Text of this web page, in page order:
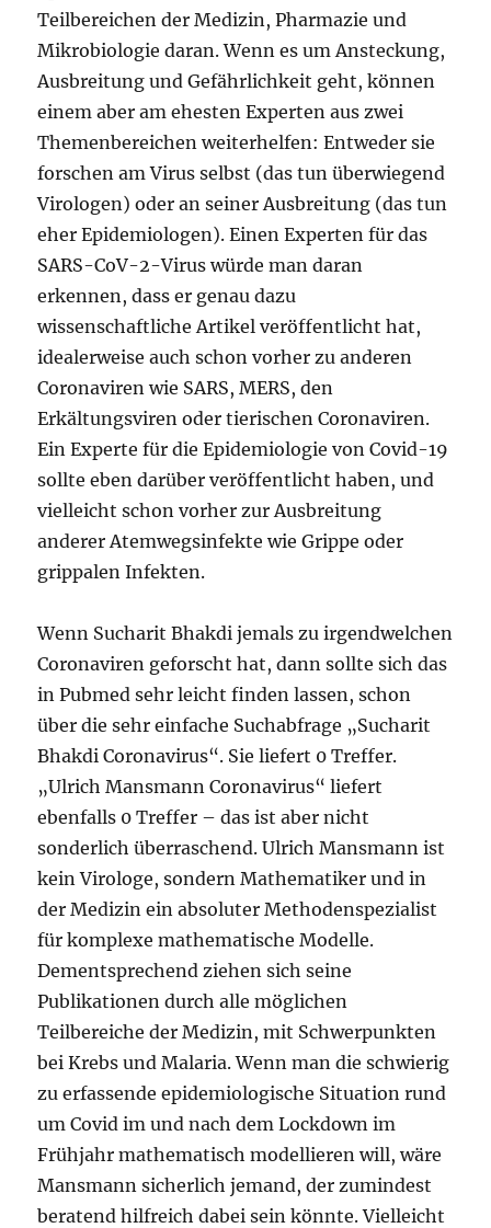
Teilbereichen der Medizin, Pharmazie und
Mikrobiologie daran. Wenn es um Ansteckung,
Ausbreitung und Gefährlichkeit geht, können
einem aber am ehesten Experten aus zwei
Themenbereichen weiterhelfen: Entweder sie
forschen am Virus selbst (das tun überwiegend
Virologen) oder an seiner Ausbreitung (das tun
eher Epidemiologen). Einen Experten für das
SARS-CoV-2-Virus würde man daran
erkennen, dass er genau dazu
wissenschaftliche Artikel veröffentlicht hat,
idealerweise auch schon vorher zu anderen
Coronaviren wie SARS, MERS, den
Erkältungsviren oder tierischen Coronaviren.
Ein Experte für die Epidemiologie von Covid-19
sollte eben darüber veröffentlicht haben, und
vielleicht schon vorher zur Ausbreitung
anderer Atemwegsinfekte wie Grippe oder
grippalen Infekten.
Wenn Sucharit Bhakdi jemals zu irgendwelchen
Coronaviren geforscht hat, dann sollte sich das
in Pubmed sehr leicht finden lassen, schon
über die sehr einfache Suchabfrage „Sucharit
Bhakdi Coronavirus“. Sie liefert 0 Treffer.
„Ulrich Mansmann Coronavirus“ liefert
ebenfalls 0 Treffer – das ist aber nicht
sonderlich überraschend. Ulrich Mansmann ist
kein Virologe, sondern Mathematiker und in
der Medizin ein absoluter Methodenspezialist
für komplexe mathematische Modelle.
Dementsprechend ziehen sich seine
Publikationen durch alle möglichen
Teilbereiche der Medizin, mit Schwerpunkten
bei Krebs und Malaria. Wenn man die schwierig
zu erfassende epidemiologische Situation rund
um Covid im und nach dem Lockdown im
Frühjahr mathematisch modellieren will, wäre
Mansmann sicherlich jemand, der zumindest
beratend hilfreich dabei sein könnte. Vielleicht